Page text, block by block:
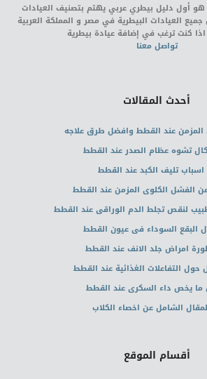
هو أول دليل بيطري عربي يهتم بتصنيف العيادات
العيادات البيطرية في مصر و المملكة العربية
كنت ترغب في إضافة عيادة بيطرية
تواصل معنا
أحدث المقالات
المزمن عند القطط وافضل طرق علاجه
تشوه عظام الصدر عند القطط
اسباب تليف الكبد عند القطط
الفشل الكلوى المزمن عند القطط
لنقص تجلط الدم الوراقى عند القطط
البقع السوداء فى عيون القطط
امراض جلد الانف عند القطط
حول التفاعلات الغذائية عند القطط
ما يخص داء السكرى عند القطط
الشامل عن اخصاء الكلاب
أقسام الموقع